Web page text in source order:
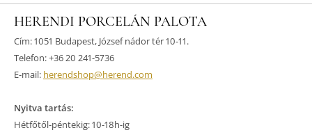
HERENDI PORCELÁN PALOTA
Cím: 1051 Budapest, József nádor tér 10-11.
Telefon: +36 20 241-5736
E-mail: herendshop@herend.com
Nyitva tartás:
Hétfőtől-péntekig: 10-18h-ig